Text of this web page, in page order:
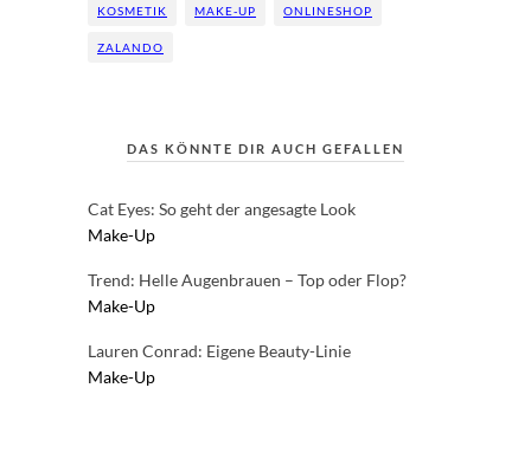
KOSMETIK MAKE-UP ONLINESHOP
ZALANDO
DAS KÖNNTE DIR AUCH GEFALLEN
Cat Eyes: So geht der angesagte Look
Make-Up
Trend: Helle Augenbrauen – Top oder Flop?
Make-Up
Lauren Conrad: Eigene Beauty-Linie
Make-Up